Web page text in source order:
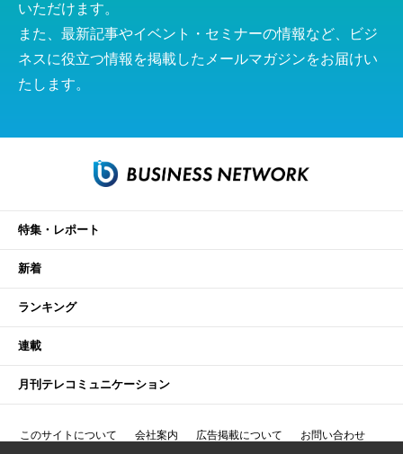
いただけます。
また、最新記事やイベント・セミナーの情報など、ビジ
ネスに役立つ情報を掲載したメールマガジンをお届けい
たします。
特集・レポート
新着
ランキング
連載
月刊テレコミュニケーション
このサイトについて 会社案内 広告掲載について お問い合わせ